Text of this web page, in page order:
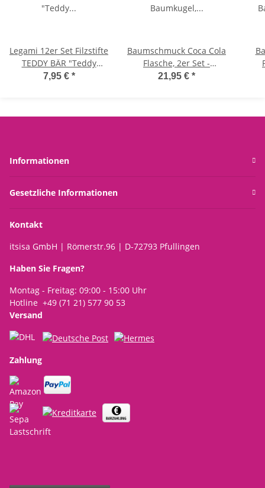
Legami 12er Set Filzstifte
TEDDY BÄR "Teddy
Friends" - Malstifte,
7,95 € *
Baumschmuck Coca Cola
Flasche, 2er Set -
Baumkugel,
21,95 € *
Informationen
Gesetzliche Informationen
Kontakt
itsisa GmbH | Römerstr.96 | D-72793 Pfullingen
Haben Sie Fragen?
Montag - Freitag: 09:00 - 15:00 Uhr
Hotline +49 (71 21) 577 90 53
Versand
Zahlung